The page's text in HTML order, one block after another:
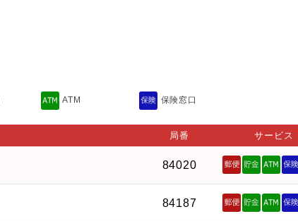
ATM 保険窓口
局番 サービス
84020
84187